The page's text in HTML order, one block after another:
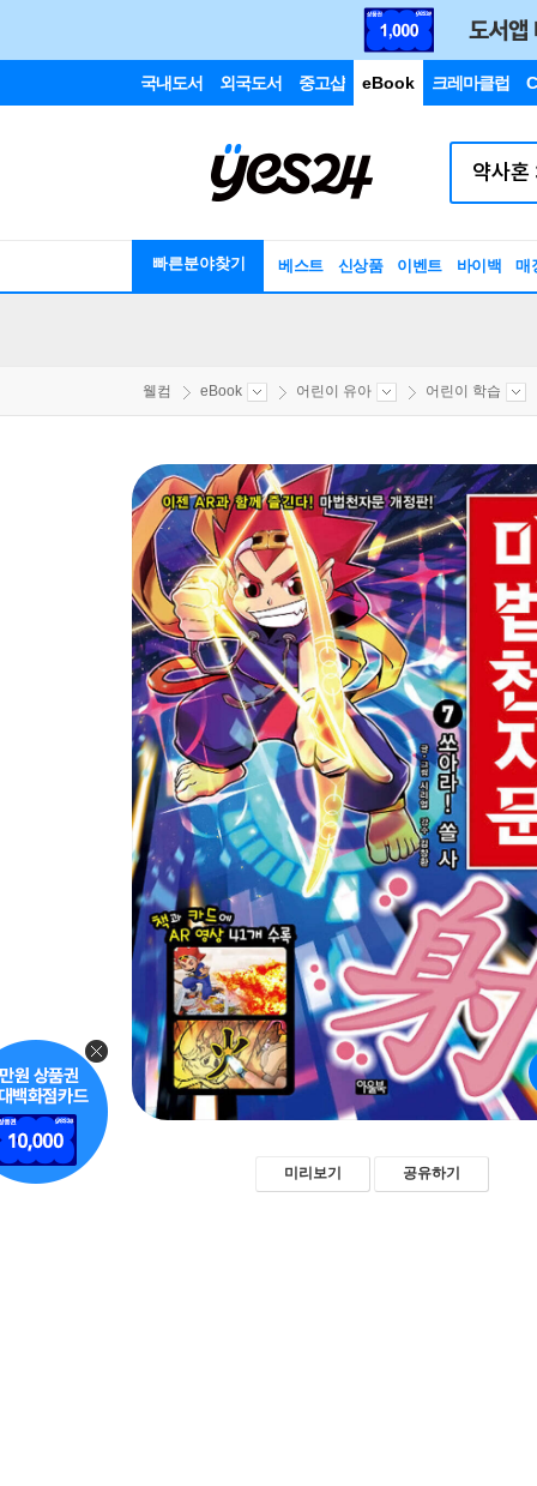
국내도서 외국도서 중고샵 eBook 크레마클럽
빠른분야찾기 베스트 신상품 이벤트 바이백 매
웰컴 eBook 어린이 유아 어린이 학습
미리보기 공유하기